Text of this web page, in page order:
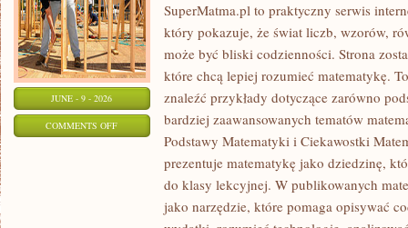
JUNE - 9 - 2026
COMMENTS OFFON
MATEMATYKA
SuperMatma.pl to praktyczny serwis
który pokazuje, że świat liczb, wzorów,
może być bliski codzienności. Strona
które chcą lepiej rozumieć matematykę.
znaleźć przykłady dotyczące zarówno
bardziej zaawansowanych tematów
Podstawy Matematyki i Ciekawostki
prezentuje matematykę jako dziedzinę,
do klasy lekcyjnej. W publikowanych
jako narzędzie, które pomaga opisywać